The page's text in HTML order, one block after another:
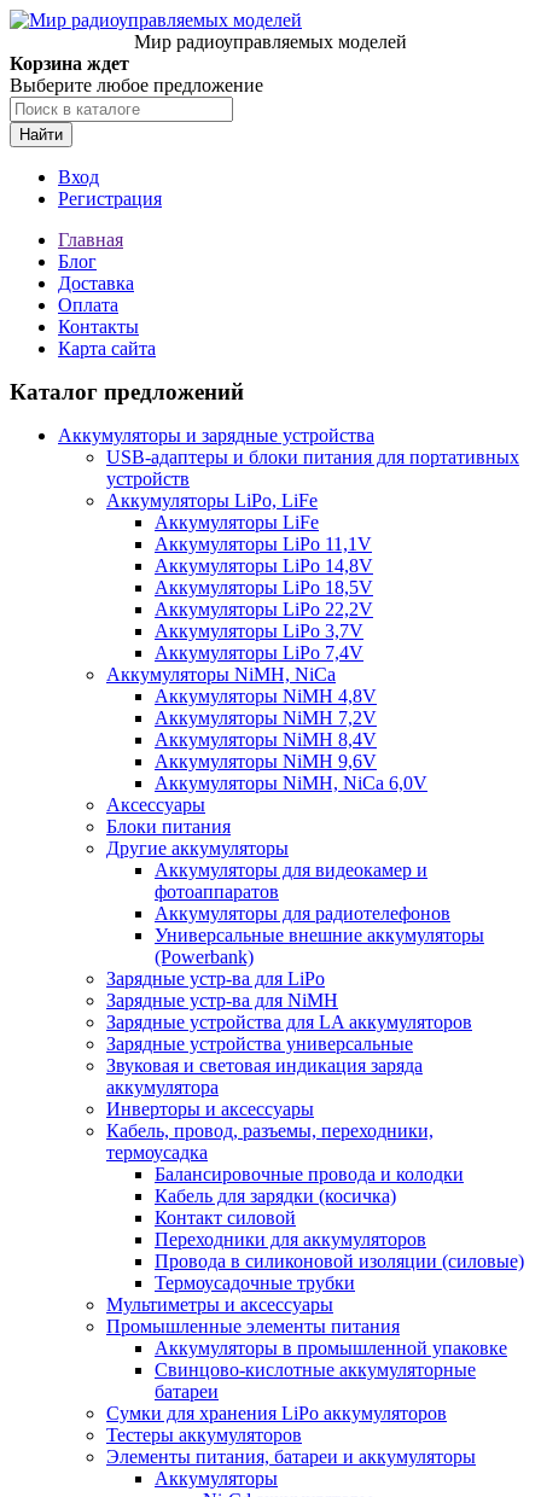
Мир радиоуправляемых моделей
Корзина ждет
Выберите любое предложение
Найти
Вход
Регистрация
Главная
Блог
Доставка
Оплата
Контакты
Карта сайта
Каталог предложений
Аккумуляторы и зарядные устройства
USB-адаптеры и блоки питания для портативных
устройств
Аккумуляторы LiPo, LiFe
Аккумуляторы LiFe
Аккумуляторы LiPo 11,1V
Аккумуляторы LiPo 14,8V
Аккумуляторы LiPo 18,5V
Аккумуляторы LiPo 22,2V
Аккумуляторы LiPo 3,7V
Аккумуляторы LiPo 7,4V
Аккумуляторы NiMH, NiCa
Аккумуляторы NiMH 4,8V
Аккумуляторы NiMH 7,2V
Аккумуляторы NiMH 8,4V
Аккумуляторы NiMH 9,6V
Аккумуляторы NiMH, NiCa 6,0V
Аксессуары
Блоки питания
Другие аккумуляторы
Аккумуляторы для видеокамер и
фотоаппаратов
Аккумуляторы для радиотелефонов
Универсальные внешние аккумуляторы
(Powerbank)
Зарядные устр-ва для LiPo
Зарядные устр-ва для NiMH
Зарядные устройства для LA аккумуляторов
Зарядные устройства универсальные
Звуковая и световая индикация заряда
аккумулятора
Инверторы и аксессуары
Кабель, провод, разъемы, переходники,
термоусадка
Балансировочные провода и колодки
Кабель для зарядки (косичка)
Контакт силовой
Переходники для аккумуляторов
Провода в силиконовой изоляции (силовые)
Термоусадочные трубки
Мультиметры и аксессуары
Промышленные элементы питания
Аккумуляторы в промышленной упаковке
Свинцово-кислотные аккумуляторные
батареи
Сумки для хранения LiPo аккумуляторов
Тестеры аккумуляторов
Элементы питания, батареи и аккумуляторы
Аккумуляторы